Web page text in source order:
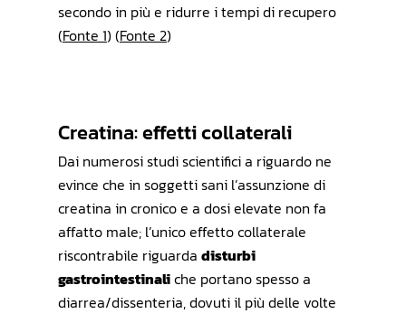
secondo in più e ridurre i tempi di recupero
(Fonte 1) (Fonte 2)
Creatina: effetti collaterali
Dai numerosi studi scientifici a riguardo ne
evince che in soggetti sani l’assunzione di
creatina in cronico e a dosi elevate non fa
affatto male; l’unico effetto collaterale
riscontrabile riguarda disturbi
gastrointestinaliche portano spesso a
diarrea/dissenteria, dovuti il più delle volte